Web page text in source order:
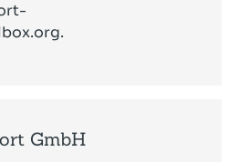
.
GmbH